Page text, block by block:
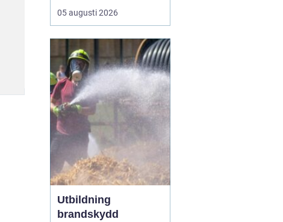
temperaturer, vägsalt,
grus, snöslask och långa
både lack, underrede och
teknik. Många bilägare
söker därför
05 augusti 2026
Utbildning
brandskydd